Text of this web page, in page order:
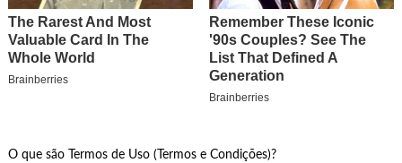
O que são Termos de Uso (Termos e Condições)?